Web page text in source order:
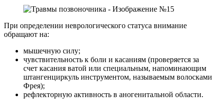
При определении неврологического статуса внимание
обращают на:
мышечную силу;
чувствительность к боли и касаниям (проверяется за
счет касания ватой или специальным, напоминающим
штангенциркуль инструментом, называемым волосками
Фрея);
рефлекторную активность в аногенитальной области.